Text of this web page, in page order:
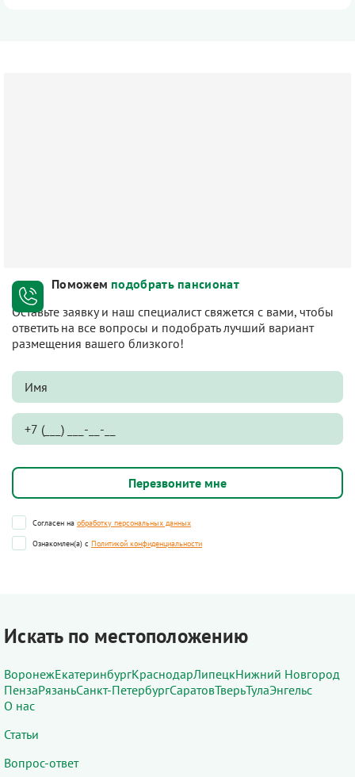
Поможем подобрать пансионат
Оставьте заявку и наш специалист свяжется с вами, чтобы
ответить на все вопросы и подобрать лучший вариант
размещения вашего близкого!
Согласен на обработку персональных данных
Ознакомлен(а) с Политикой конфиденциальности
Искать по местоположению
ВоронежЕкатеринбургКраснодарЛипецкНижний Новгород
ПензаРязаньСанкт-ПетербургСаратовТверьТулаЭнгельс
О нас
Статьи
Вопрос-ответ